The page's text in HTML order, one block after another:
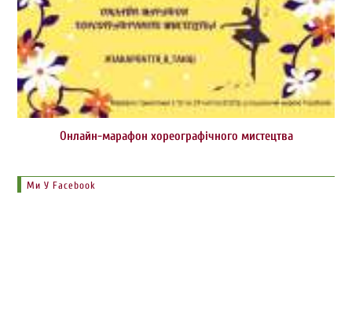
Онлайн-марафон хореографічного мистецтва
Ми У Facebook